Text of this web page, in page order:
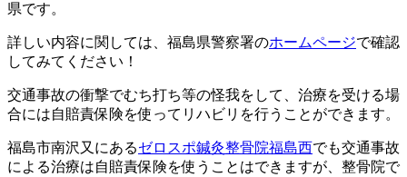
県です。
詳しい内容に関しては、福島県警察署のホームページで確認
してみてください！
交通事故の衝撃でむち打ち等の怪我をして、治療を受ける場
合には自賠責保険を使ってリハビリを行うことができます。
福島市南沢又にあるゼロスポ鍼灸整骨院福島西でも交通事故
による治療は自賠責保険を使うことはできますが、整骨院で